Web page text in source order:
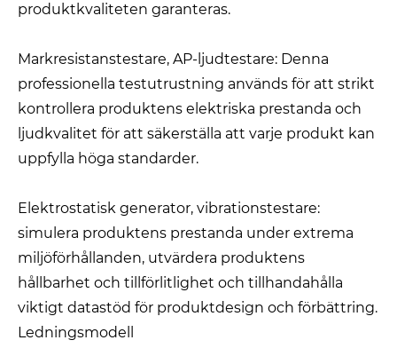
produktkvaliteten garanteras.
Markresistanstestare, AP-ljudtestare: Denna
professionella testutrustning används för att strikt
kontrollera produktens elektriska prestanda och
ljudkvalitet för att säkerställa att varje produkt kan
uppfylla höga standarder.
Elektrostatisk generator, vibrationstestare:
simulera produktens prestanda under extrema
miljöförhållanden, utvärdera produktens
hållbarhet och tillförlitlighet och tillhandahålla
viktigt datastöd för produktdesign och förbättring.
Ledningsmodell